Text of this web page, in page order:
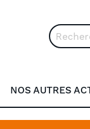
NOS AUTRES